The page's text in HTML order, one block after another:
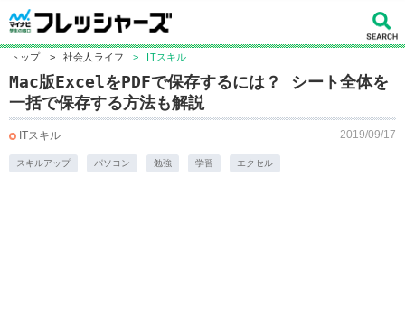
トップ > 社会人ライフ > ITスキル
Mac版ExcelをPDFで保存するには？ シート全体を
一括で保存する方法も解説
ITスキル 2019/09/17
スキルアップ パソコン 勉強 学習 エクセル